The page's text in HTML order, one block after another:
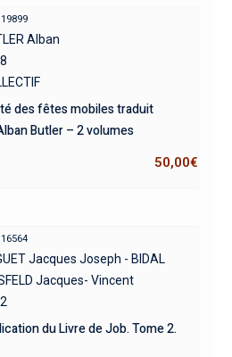
Alban
des fêtes mobiles traduit
Butler – 2 volumes
50,00€
Jacques Joseph - BIDAL
Jacques- Vincent
du Livre de Job. Tome 2.